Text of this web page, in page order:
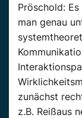
Pröschold:
man genau
zunächst
z.B. Reißaus